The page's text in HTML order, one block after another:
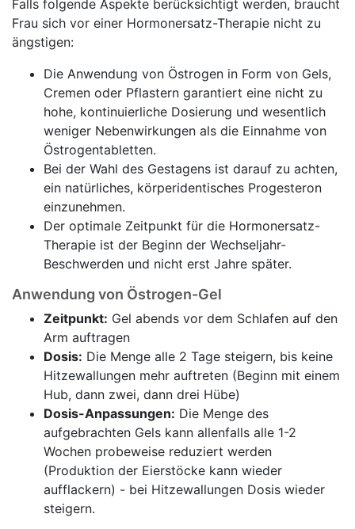
Falls folgende Aspekte berücksichtigt werden, braucht
Frau sich vor einer Hormonersatz-Therapie nicht zu
ängstigen:
Die Anwendung von Östrogen in Form von Gels,
Cremen oder Pflastern garantiert eine nicht zu
hohe, kontinuierliche Dosierung und wesentlich
weniger Nebenwirkungen als die Einnahme von
Östrogentabletten.
Bei der Wahl des Gestagens ist darauf zu achten,
ein natürliches, körperidentisches Progesteron
einzunehmen.
Der optimale Zeitpunkt für die Hormonersatz-
Therapie ist der Beginn der Wechseljahr-
Beschwerden und nicht erst Jahre später.
Anwendung von Östrogen-Gel
Zeitpunkt: Gel abends vor dem Schlafen auf den
Arm auftragen
Dosis: Die Menge alle 2 Tage steigern, bis keine
Hitzewallungen mehr auftreten (Beginn mit einem
Hub, dann zwei, dann drei Hübe)
Dosis-Anpassungen: Die Menge des
aufgebrachten Gels kann allenfalls alle 1-2
Wochen probeweise reduziert werden
(Produktion der Eierstöcke kann wieder
aufflackern) - bei Hitzewallungen Dosis wieder
steigern.